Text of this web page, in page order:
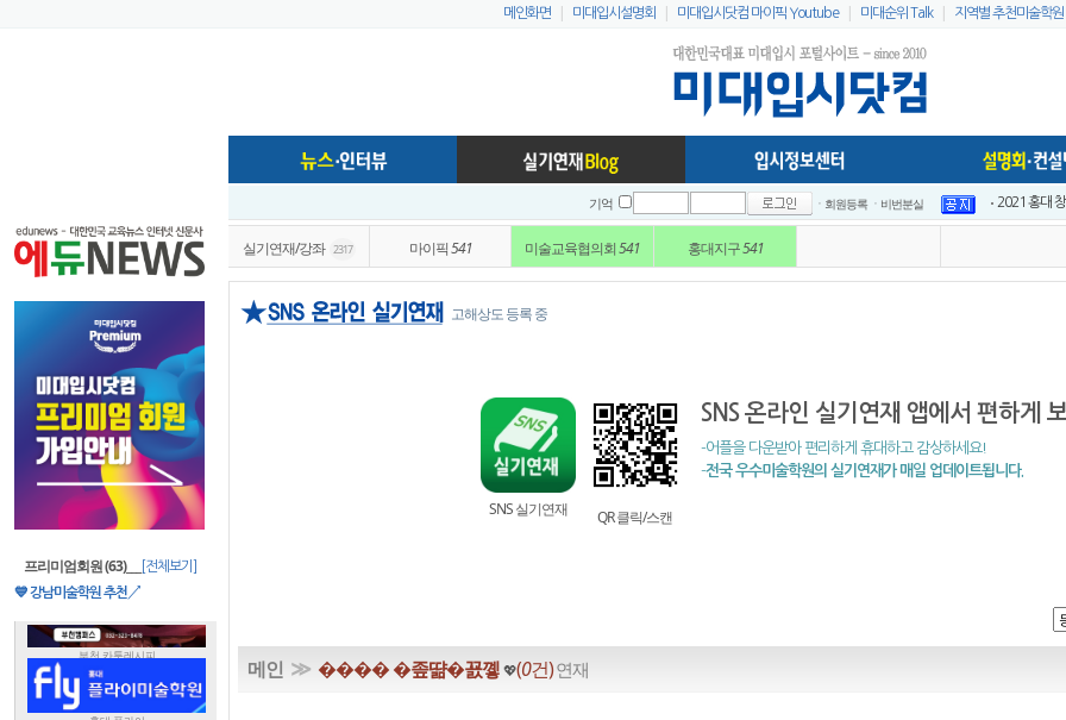
프리미엄회원 (63)___
[전체보기]
💙 강남미술학원 추천↗
메인화면 | 미대입시설명회 | 미대입시닷컴 마이픽 Youtube | 미대순위 Talk | 지역별 추천미술학원
기억 ㆍ회원등록 ㆍ비번분실
이지링팔레
2021 홍대앞
2021 전국입
미대배치표
실기연재/강좌 2317 마이픽541 미술교육협의회541 홍대지구541
고해상도 등록 중
SNS 실기연재 QR 클릭/스캔
SNS 온라인 실기연재 앱에서 편하게
-어플을 다운받아 편리하게 휴대하고 감상하세요!
-전국 우수미술학원의 실기연재가 매일 업데이트됩니다.
메인 ≫ ���� �좊땲�꾨꼫💖(0건)연재